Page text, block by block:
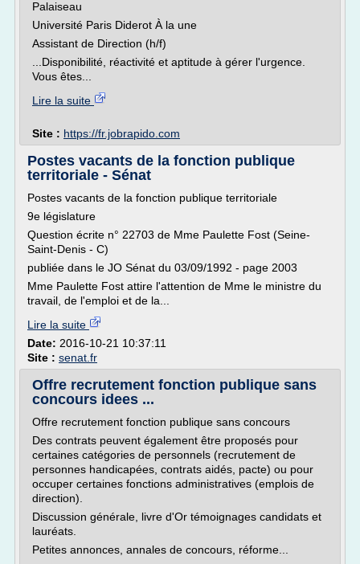
Palaiseau
Université Paris Diderot À la une
Assistant de Direction (h/f)
...Disponibilité, réactivité et aptitude à gérer l'urgence.
Vous êtes...
Lire la suite
Site : https://fr.jobrapido.com
Postes vacants de la fonction publique
territoriale - Sénat
Postes vacants de la fonction publique territoriale
9e législature
Question écrite n° 22703 de Mme Paulette Fost (Seine-
Saint-Denis - C)
publiée dans le JO Sénat du 03/09/1992 - page 2003
Mme Paulette Fost attire l'attention de Mme le ministre du
travail, de l'emploi et de la...
Lire la suite
Date: 2016-10-21 10:37:11
Site : senat.fr
Offre recrutement fonction publique sans
concours idees ...
Offre recrutement fonction publique sans concours
Des contrats peuvent également être proposés pour
certaines catégories de personnels (recrutement de
personnes handicapées, contrats aidés, pacte) ou pour
occuper certaines fonctions administratives (emplois de
direction).
Discussion générale, livre d'Or témoignages candidats et
lauréats.
Petites annonces, annales de concours, réforme...